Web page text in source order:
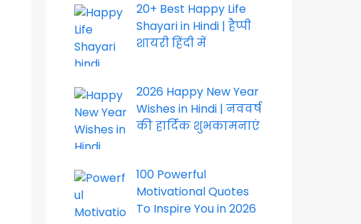
20+ Best Happy Life
Shayari in Hindi | हैप्पी
शायरी हिंदी में
2026 Happy New Year
Wishes in Hindi | नववर्ष
की हार्दिक शुभकामनाएं
100 Powerful
Motivational Quotes
To Inspire You in 2026